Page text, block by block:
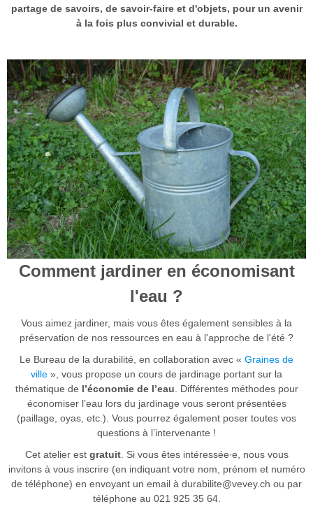
partage de savoirs, de savoir-faire et d'objets, pour un avenir
à la fois plus convivial et durable.
Comment jardiner en économisant
l'eau ?
Vous aimez jardiner, mais vous êtes également sensibles à la
préservation de nos ressources en eau à l'approche de l'été ?
Le Bureau de la durabilité, en collaboration avec « Graines de
ville », vous propose un cours de jardinage portant sur la
thématique de l’économie de l’eau. Différentes méthodes pour
économiser l’eau lors du jardinage vous seront présentées
(paillage, oyas, etc.). Vous pourrez également poser toutes vos
questions à l’intervenante !
Cet atelier est gratuit. Si vous êtes intéressée∙e, nous vous
invitons à vous inscrire (en indiquant votre nom, prénom et numéro
de téléphone) en envoyant un email à durabilite@vevey.ch ou par
téléphone au 021 925 35 64.